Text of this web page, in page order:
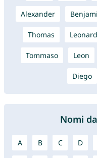
Alexander
Thomas
Tommaso Leon
Diego
Nomi
A B C D